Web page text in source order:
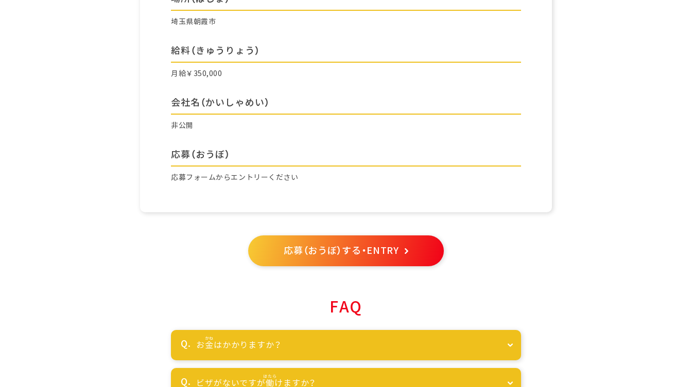
埼玉県朝霞市
給料（きゅうりょう）
月給￥350,000
会社名（かいしゃめい）
非公開
応募（おうぼ）
応募フォームからエントリーください
応募（おうぼ）する・ENTRY
FAQ
お金はかかりますか？
ビザがないですが働けますか？